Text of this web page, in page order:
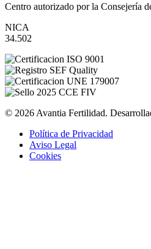
Centro autorizado por la Consejería
NICA
34.502
© 2026 Avantia Fertilidad.
Política de Privacidad
Aviso Legal
Cookies